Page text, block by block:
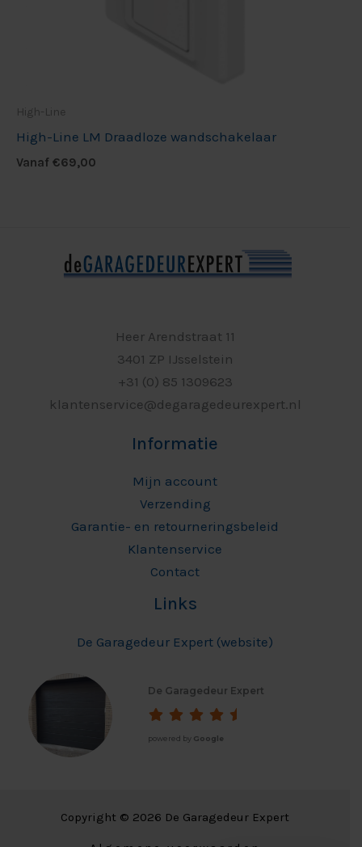
High-Line
High-Line LM Draadloze wandschakelaar
Vanaf €69,00
Heer Arendstraat 11
3401 ZP IJsselstein
+31 (0) 85 1309623
klantenservice@degaragedeurexpert.nl
Informatie
Mijn account
Verzending
Garantie- en retourneringsbeleid
Klantenservice
Contact
Links
De Garagedeur Expert (website)
De Garagedeur Expert
powered by Google
Copyright © 2026 De Garagedeur Expert